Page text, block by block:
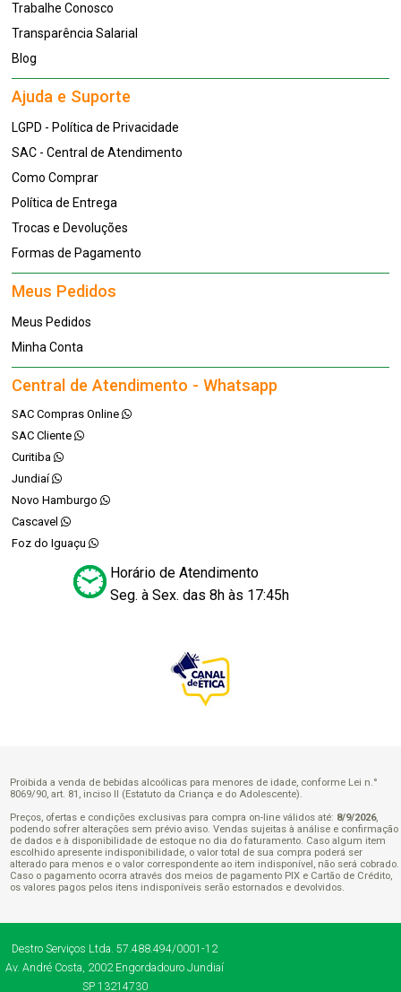
Trabalhe Conosco
Transparência Salarial
Blog
Ajuda e Suporte
LGPD - Política de Privacidade
SAC - Central de Atendimento
Como Comprar
Política de Entrega
Trocas e Devoluções
Formas de Pagamento
Meus Pedidos
Meus Pedidos
Minha Conta
Central de Atendimento - Whatsapp
SAC Compras Online
SAC Cliente
Curitiba
Jundiaí
Novo Hamburgo
Cascavel
Foz do Iguaçu
Horário de Atendimento
Seg. à Sex. das 8h às 17:45h
Proibida a venda de bebidas alcoólicas para menores de idade, conforme Lei n.°
8069/90, art. 81, inciso II (Estatuto da Criança e do Adolescente).
Preços, ofertas e condições exclusivas para compra on-line válidos até: 8/9/2026,
podendo sofrer alterações sem prévio aviso. Vendas sujeitas à análise e confirmação
de dados e à disponibilidade de estoque no dia do faturamento. Caso algum item
escolhido apresente indisponibilidade, o valor total de sua compra poderá ser
alterado para menos e o valor correspondente ao item indisponível, não será cobrado.
Caso o pagamento ocorra através dos meios de pagamento PIX e Cartão de Crédito,
os valores pagos pelos itens indisponíveis serão estornados e devolvidos.
Destro Serviços Ltda. 57.488.494/0001-12
Av. André Costa, 2002 Engordadouro Jundiaí
SP 13214730